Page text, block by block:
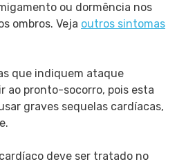
ou dormência nos
ombros. Veja outros sintomas
que indiquem ataque
ao pronto-socorro, pois esta
graves sequelas cardíacas,
deve ser tratado no